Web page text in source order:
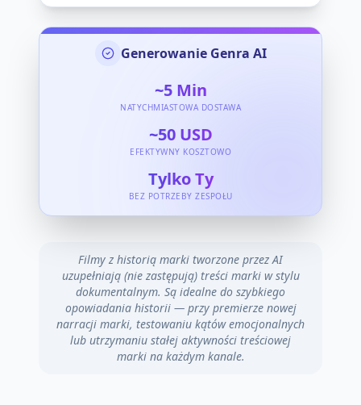
Generowanie Genra AI
~5 Min
NATYCHMIASTOWA DOSTAWA
~50 USD
EFEKTYWNY KOSZTOWO
Tylko Ty
BEZ POTRZEBY ZESPOŁU
Filmy z historią marki tworzone przez AI
uzupełniają (nie zastępują) treści marki w stylu
dokumentalnym. Są idealne do szybkiego
opowiadania historii — przy premierze nowej
narracji marki, testowaniu kątów emocjonalnych
lub utrzymaniu stałej aktywności treściowej
marki na każdym kanale.